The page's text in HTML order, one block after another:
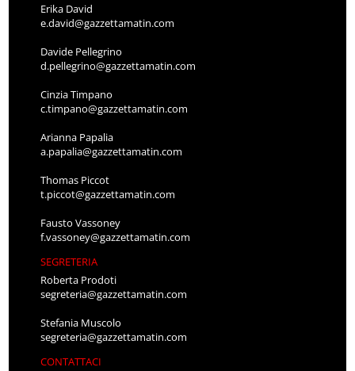
Erika David
e.david@gazzettamatin.com
Davide Pellegrino
d.pellegrino@gazzettamatin.com
Cinzia Timpano
c.timpano@gazzettamatin.com
Arianna Papalia
a.papalia@gazzettamatin.com
Thomas Piccot
t.piccot@gazzettamatin.com
Fausto Vassoney
f.vassoney@gazzettamatin.com
SEGRETERIA
Roberta Prodoti
segreteria@gazzettamatin.com
Stefania Muscolo
segreteria@gazzettamatin.com
CONTATTACI